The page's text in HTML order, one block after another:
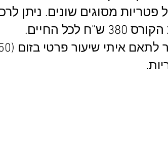
פטריות מסוגים שונים. ניתן
ש"ח לכל החיים.